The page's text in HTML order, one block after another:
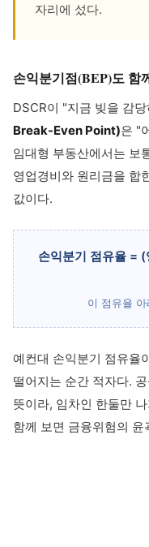
자리에 섰다.
손익분기점(BEP)도 함
DSCR이 "지금 빚을 감
Break-Even Point)은 "
임대형 부동산에서는 보
영업경비와 원리금을 합
값이다.
손익분기 점유율 =
이 점유율
예컨대 손익분기 점유율
떨어지는 순간 적자다.
뜻이라, 임차인 한둘만
함께 보면 금융위험의 윤